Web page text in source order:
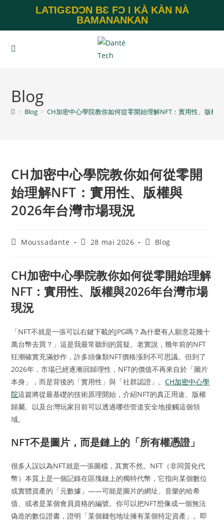
LATIGƐDƆN BƐ FƆ I KÀ KÀN NÀ
BAMANANKAN
Blog
> Blog > CH加密中心學院教你如何從零開始理解NFT：實用性、版權
CH加密中心學院教你如何從零開
始理解NFT：實用性、版權與
2026年台灣市場現況
Moussadante 28 mai 2026 Blog
CH加密中心學院教你如何從零開始理解
NFT：實用性、版權與2026年台灣市場
現況
「NFT不就是一張可以右鍵下載的JPG嗎？為什麼有人願意花幾十
萬台幣去買？」這是我最常聽到的質疑。老實說，幾年前的NFT
狂潮確實充滿炒作，許多頭像類NFT價格漲到不可思議。但到了
2026年，市場已經逐漸回歸理性，NFT的價值不再來自於「圖片
本身」，而是背後的「實用性」與「社群認證」。CH加密中心學
院這篇將從最基礎的技術原理開始，介紹NFT的真正用途、版權
歸屬、以及台灣玩家目前可以透過哪些管道安全地接觸這個領
域。
NFT不是圖片，而是鏈上的「所有權憑證」
很多人誤以為NFT就是一張圖檔，其實不然。NFT（非同質化代
幣）本質上是一個記錄在區塊鏈上的獨特代幣，它指向某個數位
或實體資產的「元數據」——可能是圖片的網址、音樂的哈希
值、或者是某個會員資格的編號。你可以把NFT想像成一個無法
偽造的數位證書，證明「某個錢包地址擁有某個特定資產」。即